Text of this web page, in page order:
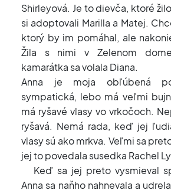
Shirleyová. Je to dievča, ktoré
si adoptovali Marilla a Matej.
ktorý by im pomáhal, ale
Žila s nimi v Zelenom
kamarátka sa volala Diana.
Anna je moja obľúbená
sympatická, lebo má veľmi
má ryšavé vlasy vo vrkočoch.
ryšavá. Nemá rada, keď jej
vlasy sú ako mrkva. Veľmi sa
jej to povedala susedka Rachel
Keď sa jej preto vysmieval
Anna sa naňho nahnevala a